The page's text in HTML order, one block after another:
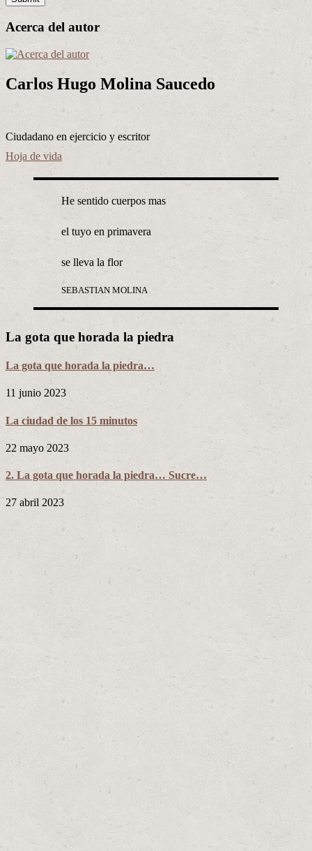
Acerca del autor
Carlos Hugo Molina Saucedo
Ciudadano en ejercicio y escritor
Hoja de vida
He sentido cuerpos mas
el tuyo en primavera
se lleva la flor
SEBASTIAN MOLINA
La gota que horada la piedra
La gota que horada la piedra…
11 junio 2023
La ciudad de los 15 minutos
22 mayo 2023
2. La gota que horada la piedra… Sucre…
27 abril 2023